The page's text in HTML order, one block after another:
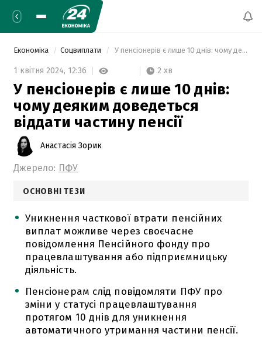
Економіка Соцвиплати У пенсіонерів є лише 10 днів: чому деяким доведеться віддати частину пенсії
1 квітня 2024, 12:36 2 хв
У пенсіонерів є лише 10 днів:
чому деяким доведеться
віддати частину пенсії
Анастасія Зорик
Джерело: ПФУ
ОСНОВНІ ТЕЗИ
Уникнення часткової втрати пенсійних
виплат можливе через своєчасне
повідомлення Пенсійного фонду про
працевлаштування або підприємницьку
діяльність.
Пенсіонерам слід повідомляти ПФУ про
зміни у статусі працевлаштування
протягом 10 днів для уникнення
автоматичного утримання частини пенсії.